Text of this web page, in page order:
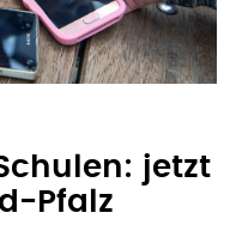
jetzt
Pfalz